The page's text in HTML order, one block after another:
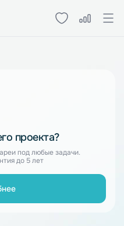
проекта?
под любые задачи.
до 5 лет